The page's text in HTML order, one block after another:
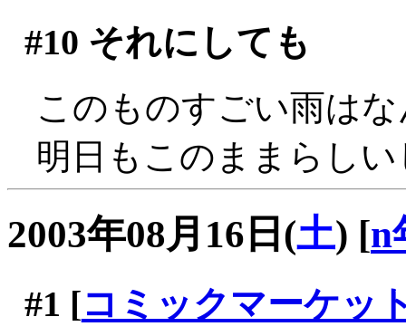
#10 それにしても
このものすごい雨は
明日もこのままらし
2003年08月16日(土) [n
#1 [コミックマーケッ